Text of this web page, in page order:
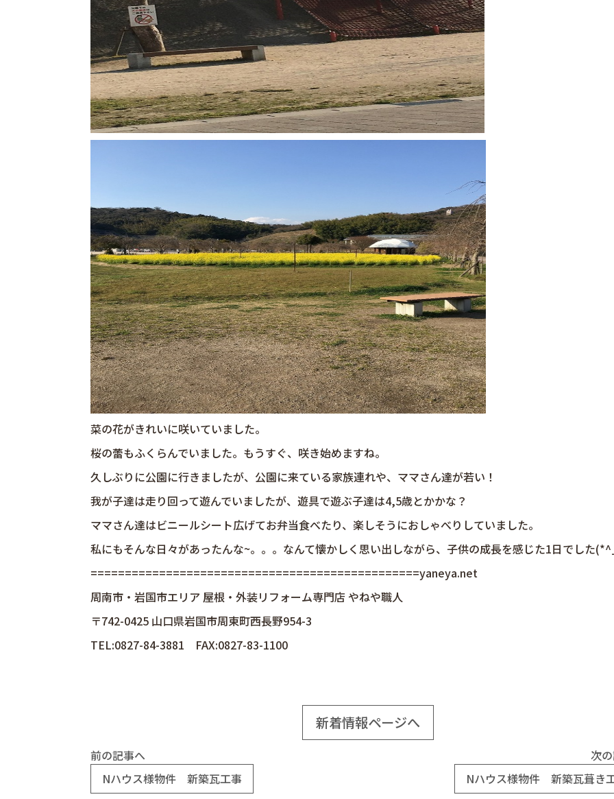
菜の花がきれいに咲いていました。
桜の蕾もふくらんでいました。もうすぐ、咲き始めますね。
久しぶりに公園に行きましたが、公園に来ている家族連れや、ママさん達が若い！
我が子達は走り回って遊んでいましたが、遊具で遊ぶ子達は4,5歳とかかな？
ママさん達はビニールシート広げてお弁当食べたり、楽しそうにおしゃべりしていました。
私にもそんな日々があったんな~。。。なんて懐かしく思い出しながら、子供の成長を感じた1日でした
================================================yaneya.net
周南市・岩国市エリア 屋根・外装リフォーム専門店 やねや職人
〒742-0425 山口県岩国市周東町西長野954-3
TEL:0827-84-3881 FAX:0827-83-1100
新着情報ページへ
前の記事へ
Nハウス様物件 新築瓦工事
次
Nハウス様物件 新築瓦葺き